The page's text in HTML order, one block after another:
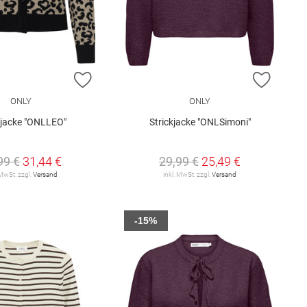
HINZUFÜGEN
ONLY
"ONLLEO"
€ 31,44 €
zzgl.Versand
ZUR
ONLY
Strickjacke "ONLSimoni"
29,99 € 25,49 €
inkl. MwSt. zzgl.Versand
-15%